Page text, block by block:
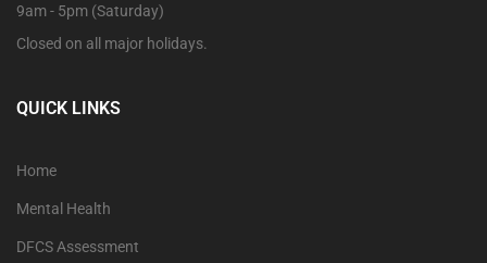
9am - 5pm (Saturday)
Closed on all major holidays.
QUICK LINKS
Home
Mental Health
DFCS Assessment